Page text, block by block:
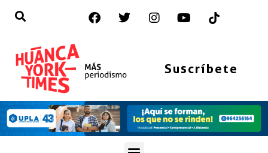
Suscríbete